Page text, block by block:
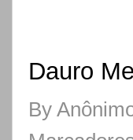
Dauro
By